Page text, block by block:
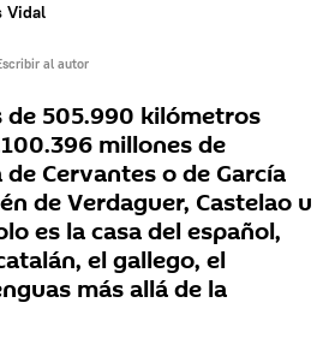
Vidal
al autor
de 505.990 kilómetros
millones de
Cervantes o de García
de Verdaguer, Castelao u
es la casa del español,
el gallego, el
más allá de la